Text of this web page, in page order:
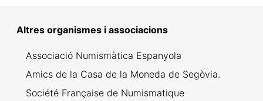
Altres organismes i associacions
Associació Numismàtica Espanyola
Amics de la Casa de la Moneda de Segòvia.
Société Française de Numismatique